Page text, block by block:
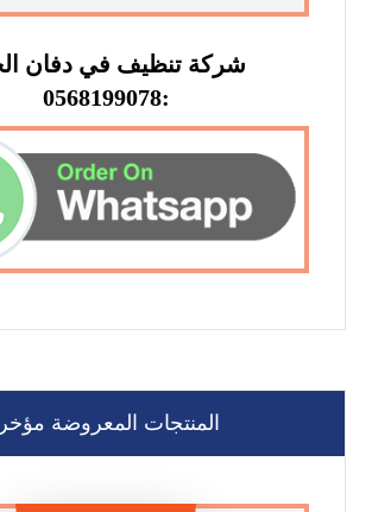
شركة تنظيف في دفان
:0568199078
المنتجات المعروضة